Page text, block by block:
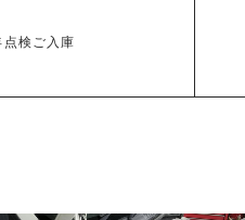
検ご入庫